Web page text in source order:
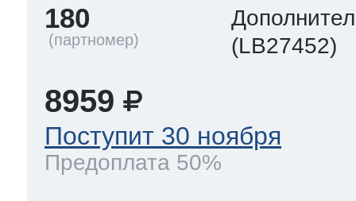
180
(LB27452)
8959
Поступит 30 ноября
Предоплата 50%